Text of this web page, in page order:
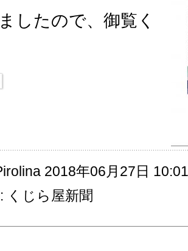
したので、御覧く
2018年06月27日 10:01
くじら屋新聞